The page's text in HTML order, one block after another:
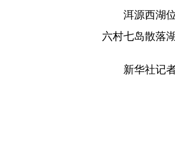
洱源西湖位
六村七岛散落
新华社记者